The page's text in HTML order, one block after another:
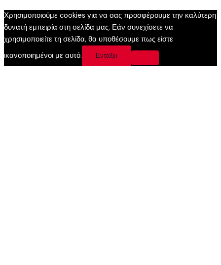
Χρησιμοποιούμε cookies για να σας προσφέρουμε την καλύτερη
δυνατή εμπειρία στη σελίδα μας. Εάν συνεχίσετε να
χρησιμοποιείτε τη σελίδα, θα υποθέσουμε πως είστε
ικανοποιημένοι με αυτό.
Εντάξει